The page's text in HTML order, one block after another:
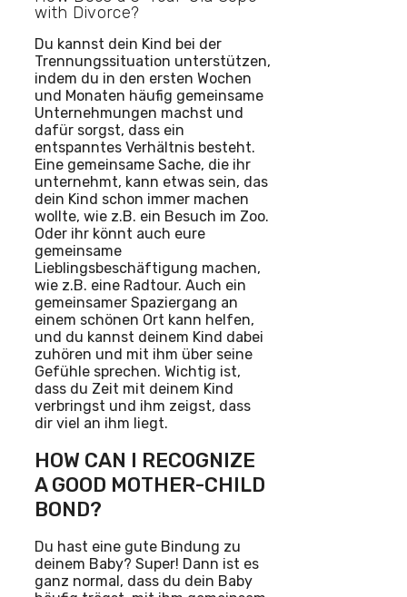
with Divorce?
Du kannst dein Kind bei der
Trennungssituation unterstützen,
indem du in den ersten Wochen
und Monaten häufig gemeinsame
Unternehmungen machst und
dafür sorgst, dass ein
entspanntes Verhältnis besteht.
Eine gemeinsame Sache, die ihr
unternehmt, kann etwas sein, das
dein Kind schon immer machen
wollte, wie z.B. ein Besuch im Zoo.
Oder ihr könnt auch eure
gemeinsame
Lieblingsbeschäftigung machen,
wie z.B. eine Radtour. Auch ein
gemeinsamer Spaziergang an
einem schönen Ort kann helfen,
und du kannst deinem Kind dabei
zuhören und mit ihm über seine
Gefühle sprechen. Wichtig ist,
dass du Zeit mit deinem Kind
verbringst und ihm zeigst, dass
dir viel an ihm liegt.
HOW CAN I RECOGNIZE
A GOOD MOTHER-CHILD
BOND?
Du hast eine gute Bindung zu
deinem Baby? Super! Dann ist es
ganz normal, dass du dein Baby